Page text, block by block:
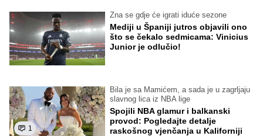
Zna se gdje će igrati iduće sezone
Mediji u Španiji jutros objavili ono
što se čekalo sedmicama: Vinicius
Junior je odlučio!
1
Bila je sa Mamićem, a sada je u zagrljaju
slavnog lica iz NBA lige
Spojili NBA glamur i balkanski
provod: Pogledajte detalje
raskošnog vjenčanja u Kaliforniji